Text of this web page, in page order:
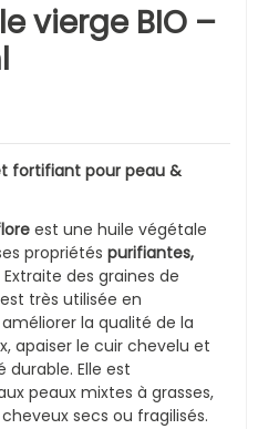
vierge BIO –
fortifiant pour peau &
est une huile végétale
propriétés purifiantes,
Extraite des graines de
très utilisée en
la qualité de la
apaiser le cuir chevelu et
Elle est
peaux mixtes à grasses,
secs ou fragilisés.